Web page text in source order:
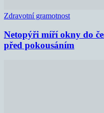
Zdravotní gramotnost
Netopýři míří okny do
před pokousáním